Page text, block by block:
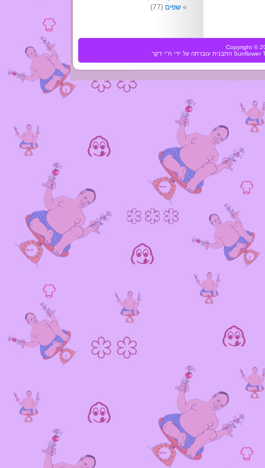
שפים (77)
Copyright ©
Sunflower התבנית עוברתה על ידי ח"י דקר